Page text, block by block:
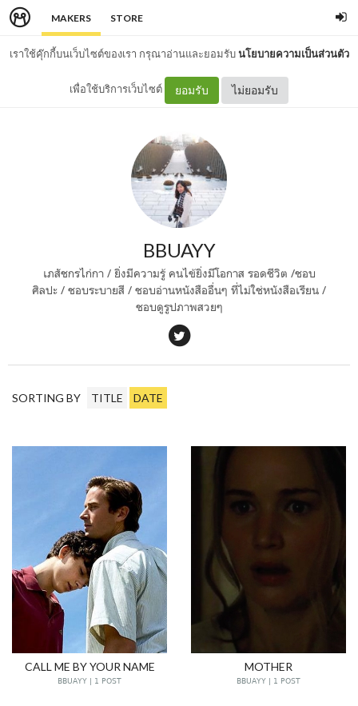
MAKERS STORE
เราใช้คุ๊กกี้บนเว็บไซต์ของเรา กรุณาอ่านและยอมรับนโยบายความเป็นส่วนตัว
เพื่อใช้บริการเว็บไซต์ ยอมรับ ไม่ยอมรับ
BBUAYY
เภสัชกรไก่กา / ยิ่งมีความรู้ คนไข้ยิ่งมีโอกาส รอดชีวิต /ชอบ
ศิลปะ / ชอบระบายสี / ชอบอ่านหนังสืออื่นๆ ที่ไม่ใช่หนังสือเรียน /
ชอบดูรูปภาพสวยๆ
SORTING BY TITLE DATE
CALL ME BY YOUR NAME
BBUAYY | 1 POST
MOTHER
BBUAYY | 1 POST